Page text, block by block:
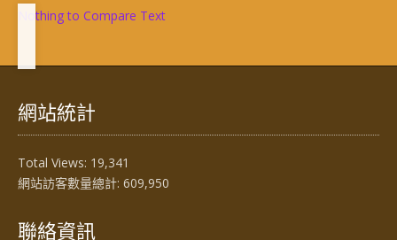
Nothing to Compare Text
網站統計
Total Views: 19,341
網站訪客數量總計: 609,950
聯絡資訊